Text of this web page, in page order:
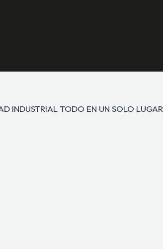
INDUSTRIAL TODO EN UN SOLO LUGAR